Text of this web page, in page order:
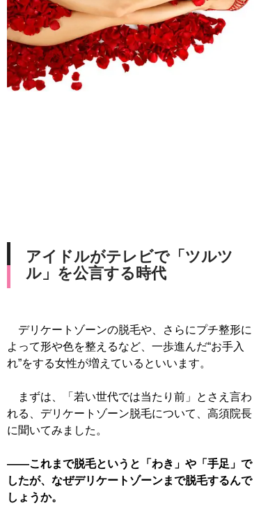
アイドルがテレビで「ツルツ
ル」を公言する時代
デリケートゾーンの脱毛や、さらにプチ整形に
よって形や色を整えるなど、一歩進んだ“お手入
れ”をする女性が増えているといいます。
まずは、「若い世代では当たり前」とさえ言わ
れる、デリケートゾーン脱毛について、高須院長
に聞いてみました。
――これまで脱毛というと「わき」や「手足」で
したが、なぜデリケートゾーンまで脱毛するんで
しょうか。